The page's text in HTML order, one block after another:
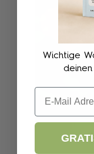
Wichtige
Email